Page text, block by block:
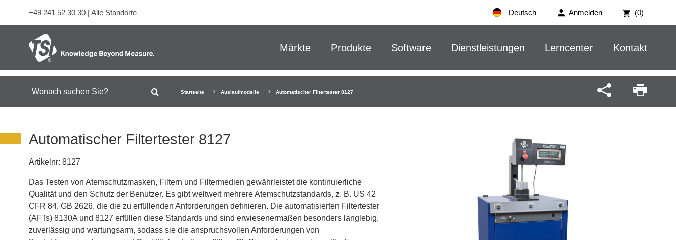
Anmelden (0)
+49 241 52 30 30 | Alle Standorte Deutsch
Märkte Produkte Software Dienstleistungen Lerncenter Kontakt
Suchen nach Startseite Auslaufmodelle Automatischer Filtertester 8127
Automatischer Filtertester 8127
Artikelnr: 8127
Das Testen von Atemschutzmasken, Filtern und Filtermedien gewährleistet die kontinuierliche
Qualität und den Schutz der Benutzer. Es gibt weltweit mehrere Atemschutzstandards, z. B. US 42
CFR 84, GB 2626, die die zu erfüllenden Anforderungen definieren. Die automatisierten Filtertester
(AFTs) 8130A und 8127 erfüllen diese Standards und sind erwiesenermaßen besonders langlebig,
zuverlässig und wartungsarm, sodass sie die anspruchsvollen Anforderungen von